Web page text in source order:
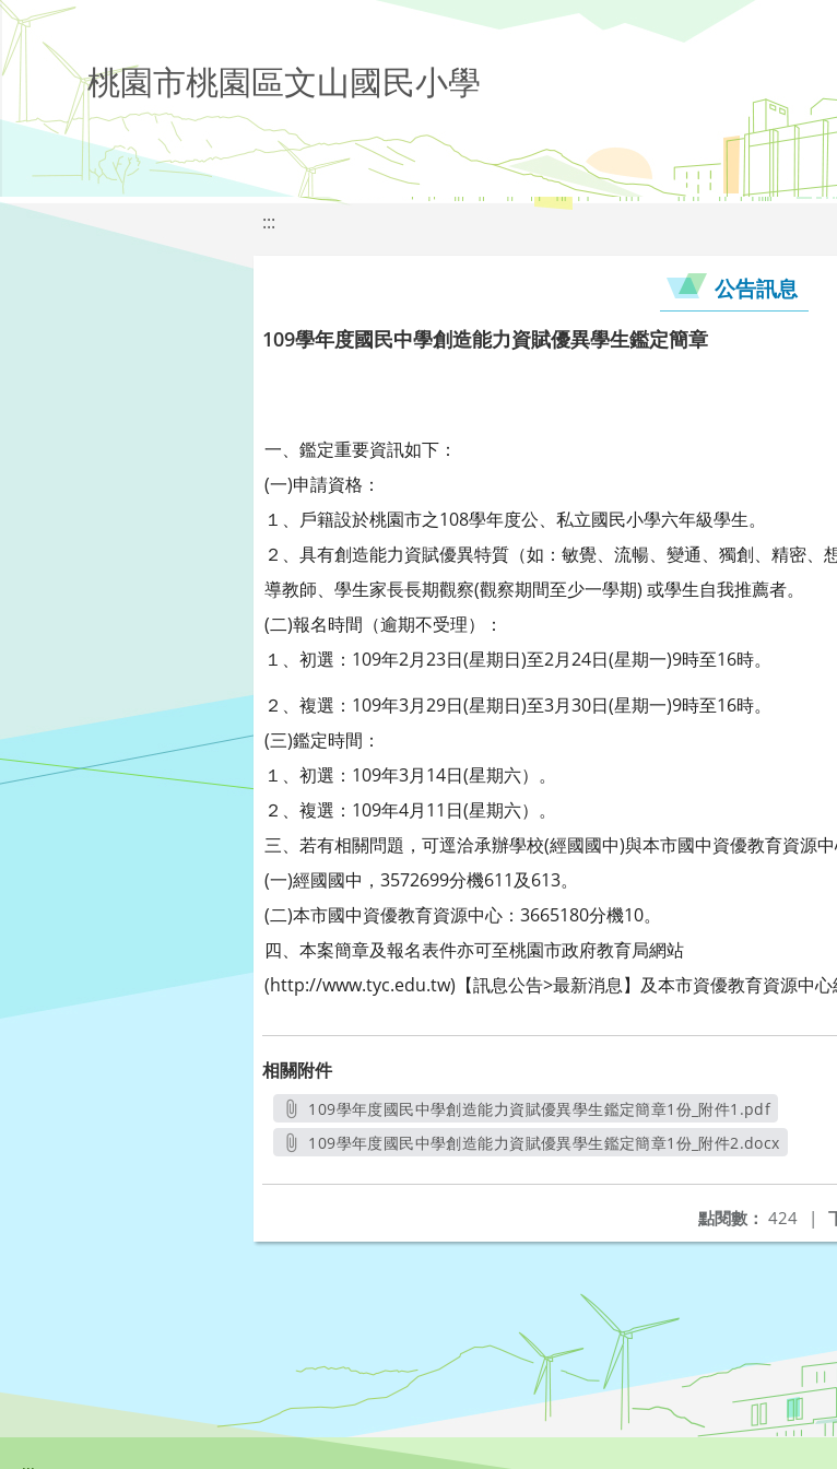
桃園市桃園區文山國民小學
:::
公告訊息
109學年度國民中學創造能力資賦優異學生鑑定簡章
一、鑑定重要資訊如下：
(一)申請資格：
１、戶籍設於桃園市之108學年度公、私立國民小學六年級學生。
２、具有創造能力資賦優異特質（如：敏覺、流暢、變通、獨創、精密
導教師、學生家長長期觀察(觀察期間至少一學期) 或學生自我推薦者。
(二)報名時間（逾期不受理）：
１、初選：109年2月23日(星期日)至2月24日(星期一)9時至16時。
２、複選：109年3月29日(星期日)至3月30日(星期一)9時至16時。
(三)鑑定時間：
１、初選：109年3月14日(星期六）。
２、複選：109年4月11日(星期六）。
三、若有相關問題，可逕洽承辦學校(經國國中)與本市國中資優教育資源中
(一)經國國中，3572699分機611及613。
(二)本市國中資優教育資源中心：3665180分機10。
四、本案簡章及報名表件亦可至桃園市政府教育局網站
(http://www.tyc.edu.tw)【訊息公告>最新消息】及本市資優教育資源中心
相關附件
109學年度國民中學創造能力資賦優異學生鑑定簡章1份_附件1.pdf
另開新視窗
109學年度國民中學創造能力資賦優異學生鑑定簡章1份_附件2.docx
點閱數： 424 |